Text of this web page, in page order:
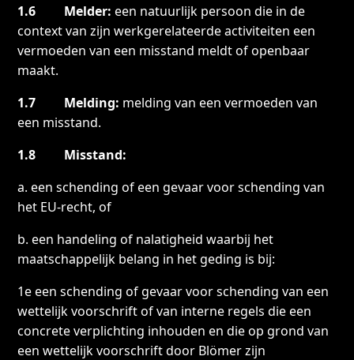
1.6 Melder:een natuurlijk persoon die in de
context van zijn werkgerelateerde activiteiten een
vermoeden van een misstand meldt of openbaar
maakt.
1.7 Melding: melding van een vermoeden van
een misstand.
1.8 Misstand:
a. een schending of een gevaar voor schending van
het EU-recht, of
b. een handeling of nalatigheid waarbij het
maatschappelijk belang in het geding is bij:
1e een schending of gevaar voor schending van een
wettelijk voorschrift of van interne regels die een
concrete verplichting inhouden en die op grond van
een wettelijk voorschrift door Blömer zijn